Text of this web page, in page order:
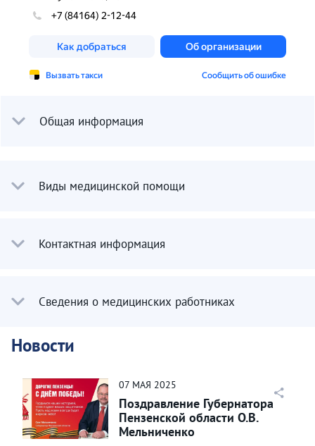
Общая информация
Виды медицинской помощи
Контактная информация
Сведения о медицинских работниках
Новости
07 МАЯ 2025
Поздравление Губернатора
Пензенской области О.В.
Мельниченко